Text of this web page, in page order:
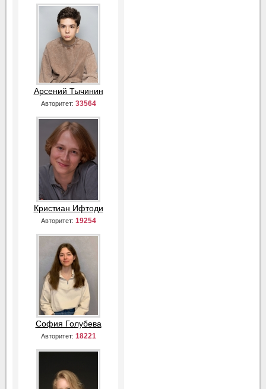
Арсений Тычинин
Авторитет: 33564
Кристиан Ифтоди
Авторитет: 19254
София Голубева
Авторитет: 18221